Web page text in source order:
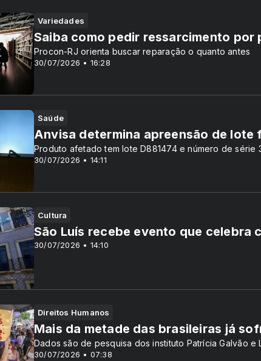
Variedades
30/07/2026 • 16:28
Saiba como pedir ressarcimento
Procon-RJ orienta buscar reparação o quanto antes
Saúde
30/07/2026 • 14:11
Anvisa determina apreensão de
Produto afetado tem lote D881474 e número de série
Cultura
30/07/2026 • 14:10
São Luís recebe evento que celebra
Direitos Humanos
30/07/2026 • 07:38
Mais da metade das brasileiras já
Dados são de pesquisa dos instituto Patrícia Galvão e